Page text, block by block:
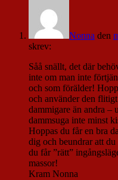
Nonna den
skrev:
Såå snällt, det där
inte om man inte
och som förälder!
och använder den
dammigare än andra –
dammsuga inte minst
Hoppas du får en bra
dig och beundrar att
du får ”rätt”
massor!
Kram Nonna